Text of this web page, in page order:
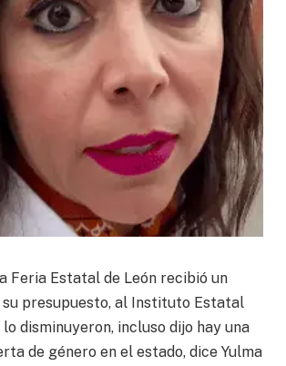
Feria Estatal de León recibió un
presupuesto, al Instituto Estatal
disminuyeron, incluso dijo hay una
de género en el estado, dice Yulma